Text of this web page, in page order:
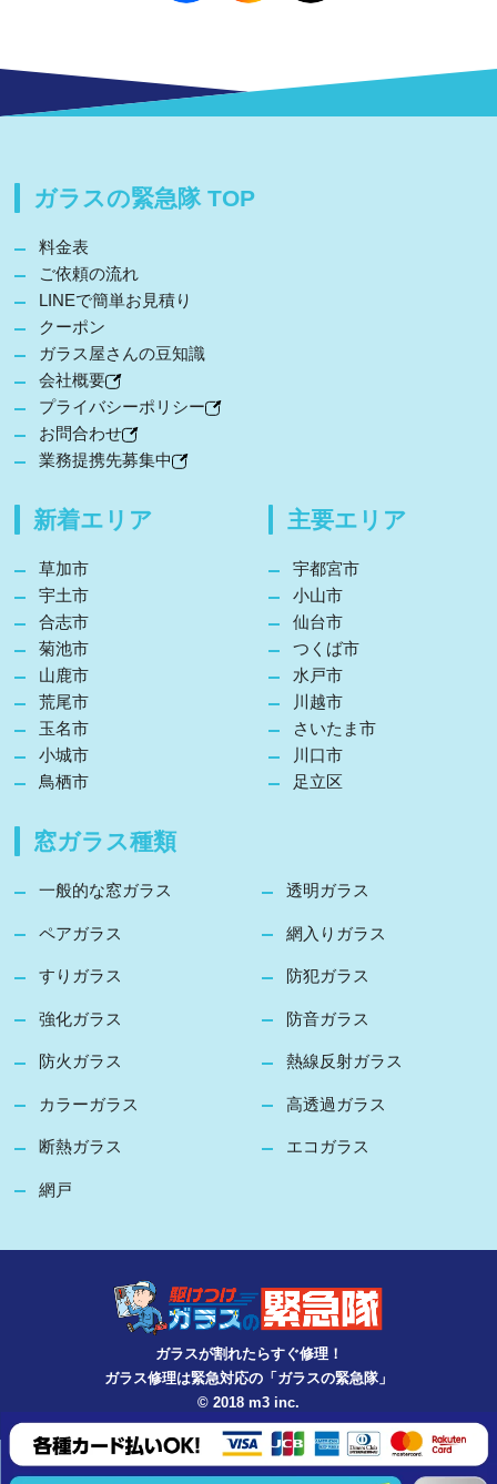
ガラスの緊急隊 TOP
料金表
ご依頼の流れ
LINEで簡単お見積り
クーポン
ガラス屋さんの豆知識
会社概要
プライバシーポリシー
お問合わせ
業務提携先募集中
新着エリア
草加市
宇土市
合志市
菊池市
山鹿市
荒尾市
玉名市
小城市
鳥栖市
主要エリア
宇都宮市
小山市
仙台市
つくば市
水戸市
川越市
さいたま市
川口市
足立区
窓ガラス種類
一般的な窓ガラス 透明ガラス
ペアガラス 網入りガラス
すりガラス 防犯ガラス
強化ガラス 防音ガラス
防火ガラス 熱線反射ガラス
カラーガラス 高透過ガラス
断熱ガラス エコガラス
網戸
ガラスが割れたらすぐ修理！
ガラス修理は緊急対応の「ガラスの緊急隊」
© 2018 m3 inc.